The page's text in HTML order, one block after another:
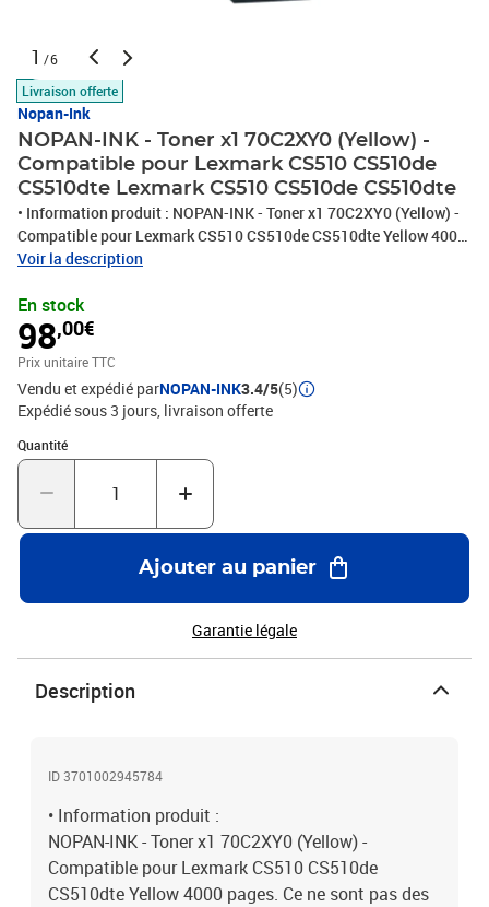
1 /6
Livraison offerte
Nopan-Ink
NOPAN-INK - Toner x1 70C2XY0 (Yellow) -
Compatible pour Lexmark CS510 CS510de
CS510dte Lexmark CS510 CS510de CS510dte
• Information produit : NOPAN-INK - Toner x1 70C2XY0 (Yellow) -
Compatible pour Lexmark CS510 CS510de CS510dte Yellow 4000
pages. Ce ne sont pas des Toners OEM/authentiques, chaque
le niveau d'encre de votre toner.
Voir la description
En stock
98,00€
Prix unitaire TTC
Vendu et expédié parNOPAN-INK3.4/5(5)
Expédié sous 3 jours livraison offerte
Quantité
Quantité : 1
Ajouter au panier
Garantie légale
Description
ID 3701002945784
• Information produit :
NOPAN-INK - Toner x1 70C2XY0 (Yellow) -
Compatible pour Lexmark CS510 CS510de
CS510dte Yellow 4000 pages. Ce ne sont pas des